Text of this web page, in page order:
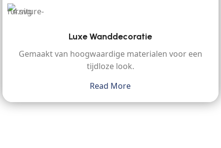
Luxe Wanddecoratie
Gemaakt van hoogwaardige materialen voor een
tijdloze look.
Read More